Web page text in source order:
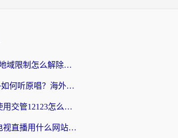
优酷手机app地域限制怎么解除？海外党亲测有效的追剧方案
全民K歌国外如何听原唱？海外党亲测有效的回国加速器选择指南
在海外如果使用交管12123怎么处理？留学生亲测有效的回国加速方案
海外看国内电视直播用什么网站比较好？一篇解决你所有追剧难题的实用指南